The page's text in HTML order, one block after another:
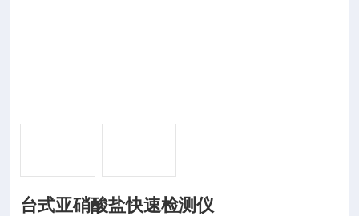
台式亚硝酸盐快速检测仪